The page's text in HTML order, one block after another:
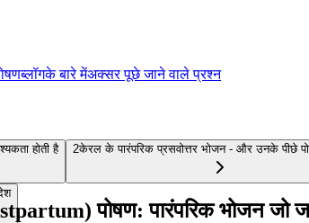
ब्लॉगके बारे मेंअक्सर पूछे जाने वाले प्रश्न
होती है 2केरल के पारंपरिक प्रसवोत्तर भोजन - और उनके पीछे
पोषण: पारंपरिक भोजन जो